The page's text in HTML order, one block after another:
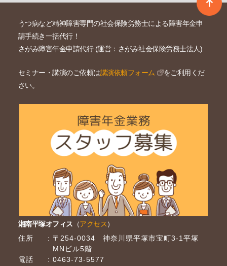
うつ病など精神障害専門の社会保険労務士による障害年金申
請手続き一括代行！
さがみ障害年金申請代行 (運営：さがみ社会保険労務士法人)
セミナー・講演のご依頼は講演依頼フォーム
をご利用くだ
さい。
湘南平塚オフィス （アクセス）
住所
〒254-0034 神奈川県平塚市宝町3-1平塚
MNビル5階
電話
0463-73-5577